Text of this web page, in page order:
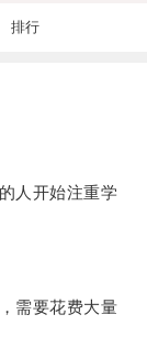
排行
人开始注重学
需要花费大量